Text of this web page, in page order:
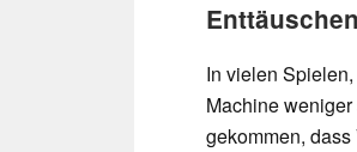
In vielen
Machine
gekommen,